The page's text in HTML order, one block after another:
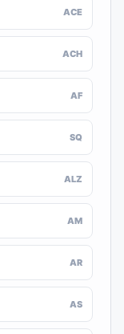
ACE
ACH
AF
SQ
ALZ
AM
AR
AS